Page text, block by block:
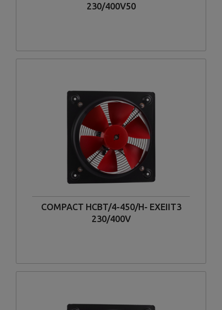
230/400V50
COMPACT HCBT/4-450/H- EXEIIT3
230/400V